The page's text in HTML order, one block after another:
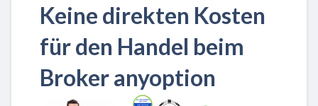
Keine direkten Kosten
für den Handel beim
Broker anyoption